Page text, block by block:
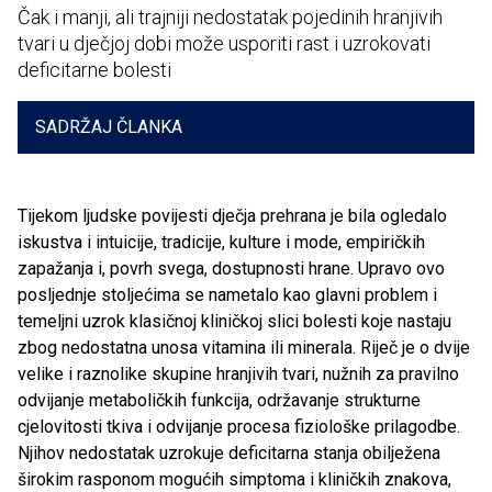
Čak i manji, ali trajniji nedostatak pojedinih hranjivih
tvari u dječjoj dobi može usporiti rast i uzrokovati
deficitarne bolesti
SADRŽAJ ČLANKA
Tijekom ljudske povijesti dječja prehrana je bila ogledalo
iskustva i intuicije, tradicije, kulture i mode, empiričkih
zapažanja i, povrh svega, dostupnosti hrane. Upravo ovo
posljednje stoljećima se nametalo kao glavni problem i
temeljni uzrok klasičnoj kliničkoj slici bolesti koje nastaju
zbog nedostatna unosa vitamina ili minerala. Riječ je o dvije
velike i raznolike skupine hranjivih tvari, nužnih za pravilno
odvijanje metaboličkih funkcija, održavanje strukturne
cjelovitosti tkiva i odvijanje procesa fiziološke prilagodbe.
Njihov nedostatak uzrokuje deficitarna stanja obilježena
širokim rasponom mogućih simptoma i kliničkih znakova,